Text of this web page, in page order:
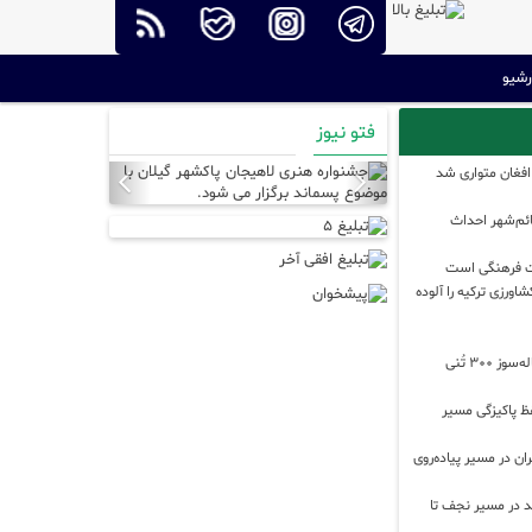
افغان متواری شد
احداث
فرهنگی است
ترکیه را آلوده
آغاز فرآیند جذب سرمایه‌گذار برای احداث زباله‌سوز ۳۰۰ تُنی
پاکیزگی مسیر
تهران در مسیر پیاده‌روی
در مسیر نجف تا
فتو نیوز
Previous
Next